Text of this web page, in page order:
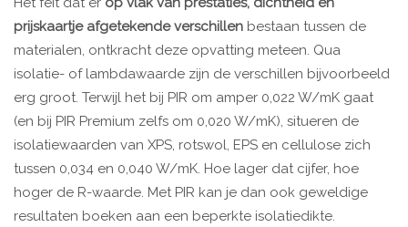
prijskaartje afgetekende verschillen bestaan tussen de
materialen, ontkracht deze opvatting meteen. Qua
isolatie- of lambdawaarde zijn de verschillen bijvoorbeeld
erg groot. Terwijl het bij PIR om amper 0,022 W/mK gaat
(en bij PIR Premium zelfs om 0,020 W/mK), situeren de
isolatiewaarden van XPS, rotswol, EPS en cellulose zich
tussen 0,034 en 0,040 W/mK. Hoe lager dat cijfer, hoe
hoger de R-waarde. Met PIR kan je dan ook geweldige
resultaten boeken aan een beperkte isolatiedikte.